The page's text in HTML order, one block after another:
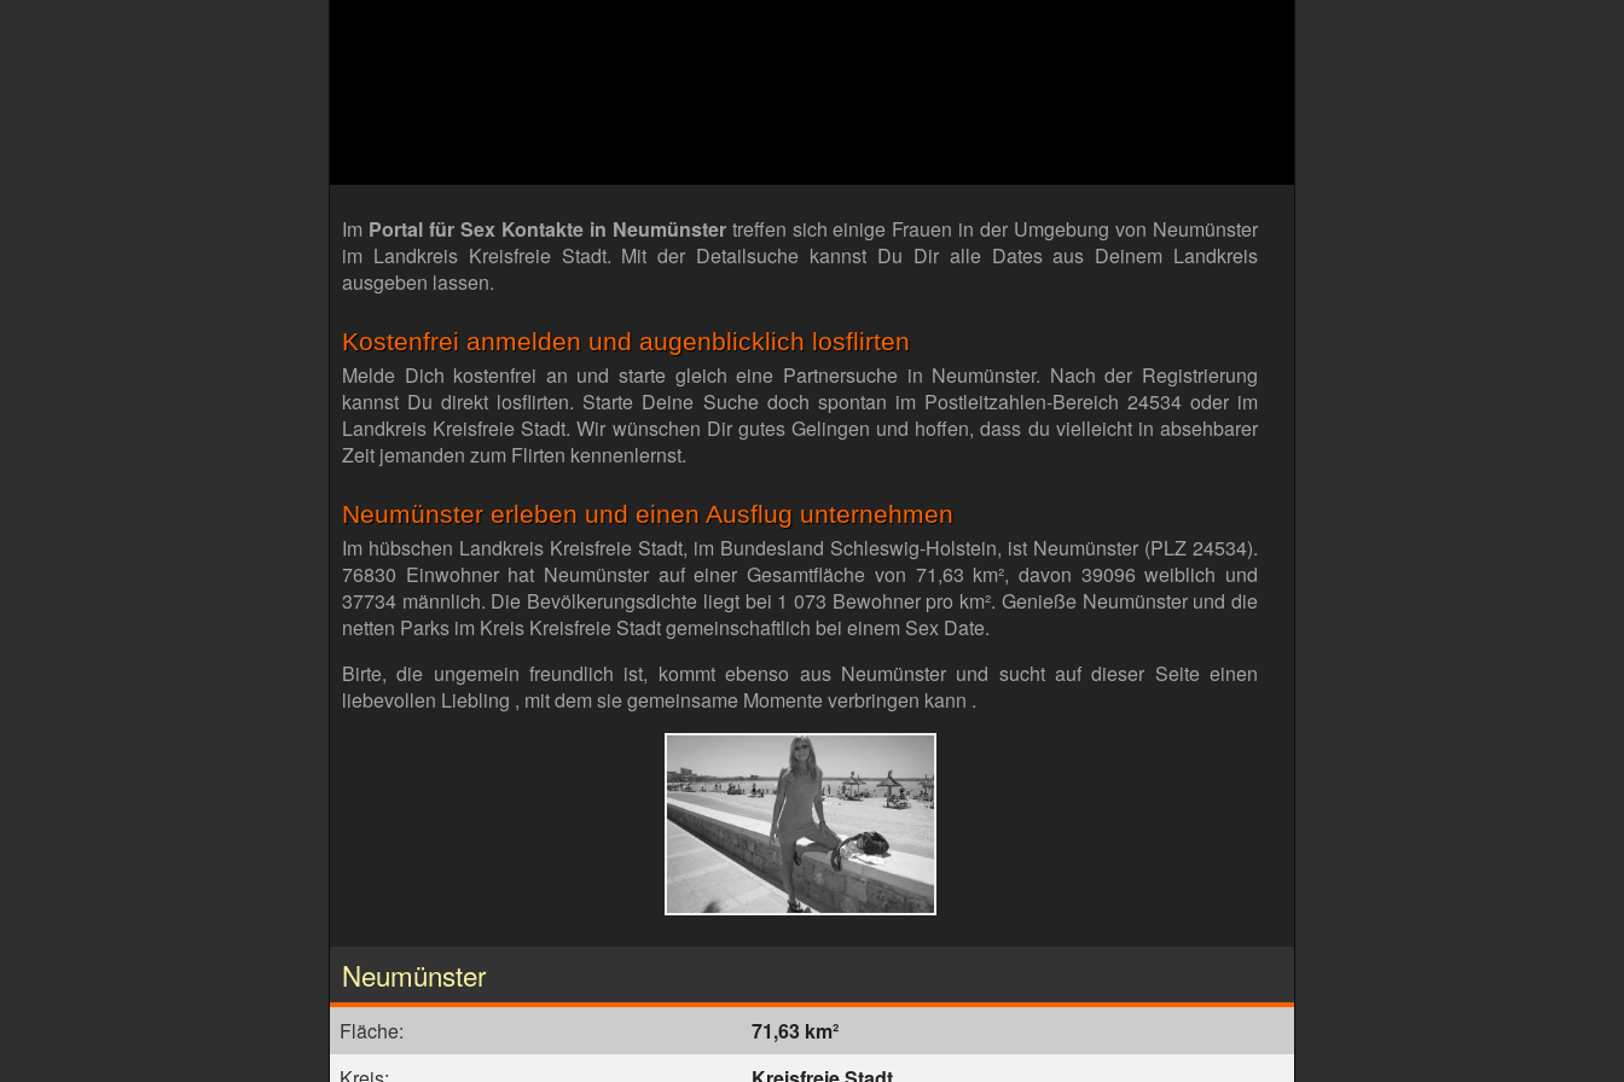
Im Portal für Sex Kontakte in Neumünster treffen sich einige Frauen in der Umgebung von Neumünster
im Landkreis Kreisfreie Stadt. Mit der Detailsuche kannst Du Dir alle Dates aus Deinem Landkreis
ausgeben lassen.
Kostenfrei anmelden und augenblicklich losflirten
Melde Dich kostenfrei an und starte gleich eine Partnersuche in Neumünster. Nach der Registrierung
kannst Du direkt losflirten. Starte Deine Suche doch spontan im Postleitzahlen-Bereich 24534 oder im
Landkreis Kreisfreie Stadt. Wir wünschen Dir gutes Gelingen und hoffen, dass du vielleicht in absehbarer
Zeit jemanden zum Flirten kennenlernst.
Neumünster erleben und einen Ausflug unternehmen
Im hübschen Landkreis Kreisfreie Stadt, im Bundesland Schleswig-Holstein, ist Neumünster (PLZ 24534).
76830 Einwohner hat Neumünster auf einer Gesamtfläche von 71,63 km², davon 39096 weiblich und
37734 männlich. Die Bevölkerungsdichte liegt bei 1 073 Bewohner pro km². Genieße Neumünster und die
netten Parks im Kreis Kreisfreie Stadt gemeinschaftlich bei einem Sex Date.
Birte, die ungemein freundlich ist, kommt ebenso aus Neumünster und sucht auf dieser Seite einen
liebevollen Liebling , mit dem sie gemeinsame Momente verbringen kann .
Neumünster
Fläche:
71,63 km²